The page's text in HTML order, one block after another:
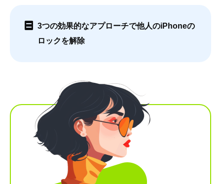
3つの効果的なアプローチで他人のiPhoneの
ロックを解除